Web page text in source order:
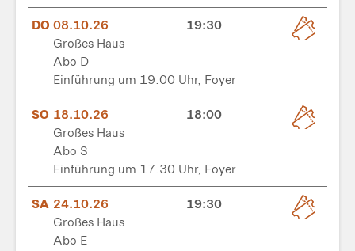
DO 08.10.26
19:30
Großes Haus
Abo D
Einführung um 19.00 Uhr, Foyer
SO 18.10.26
18:00
Großes Haus
Abo S
Einführung um 17.30 Uhr, Foyer
SA 24.10.26
19:30
Großes Haus
Abo E